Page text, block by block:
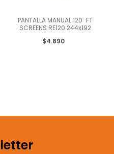
PANTALLA MANUAL 120¨ FT
SCREENS RE120 244x192
$4.890